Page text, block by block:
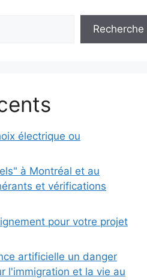
Recherche
électrique ou
à Montréal et au
et vérifications
pour votre projet
artificielle un danger
l'immigration et la vie au